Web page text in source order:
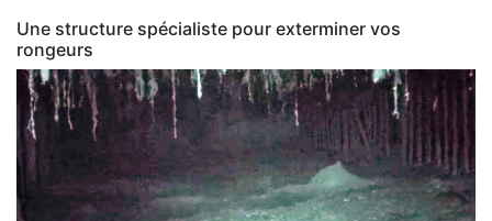
Une structure spécialiste pour exterminer vos
rongeurs